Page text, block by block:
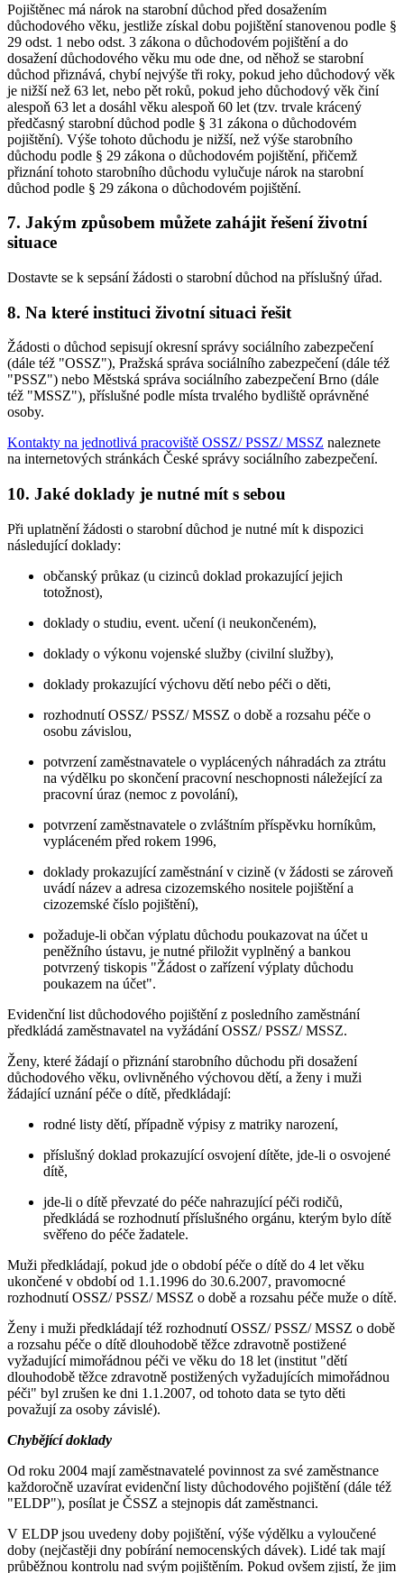
Pojištěnec má nárok na starobní důchod před dosažením
důchodového věku, jestliže získal dobu pojištění stanovenou podle §
29 odst. 1 nebo odst. 3 zákona o důchodovém pojištění a do
dosažení důchodového věku mu ode dne, od něhož se starobní
důchod přiznává, chybí nejvýše tři roky, pokud jeho důchodový věk
je nižší než 63 let, nebo pět roků, pokud jeho důchodový věk činí
alespoň 63 let a dosáhl věku alespoň 60 let (tzv. trvale krácený
předčasný starobní důchod podle § 31 zákona o důchodovém
pojištění). Výše tohoto důchodu je nižší, než výše starobního
důchodu podle § 29 zákona o důchodovém pojištění, přičemž
přiznání tohoto starobního důchodu vylučuje nárok na starobní
důchod podle § 29 zákona o důchodovém pojištění.
7. Jakým způsobem můžete zahájit řešení životní
situace
Dostavte se k sepsání žádosti o starobní důchod na příslušný úřad.
8. Na které instituci životní situaci řešit
Žádosti o důchod sepisují okresní správy sociálního zabezpečení
(dále též "OSSZ"), Pražská správa sociálního zabezpečení (dále též
"PSSZ") nebo Městská správa sociálního zabezpečení Brno (dále
též "MSSZ"), příslušné podle místa trvalého bydliště oprávněné
osoby.
Kontakty na jednotlivá pracoviště OSSZ/ PSSZ/ MSSZ naleznete
na internetových stránkách České správy sociálního zabezpečení.
10. Jaké doklady je nutné mít s sebou
Při uplatnění žádosti o starobní důchod je nutné mít k dispozici
následující doklady:
občanský průkaz (u cizinců doklad prokazující jejich
totožnost),
doklady o studiu, event. učení (i neukončeném),
doklady o výkonu vojenské služby (civilní služby),
doklady prokazující výchovu dětí nebo péči o děti,
rozhodnutí OSSZ/ PSSZ/ MSSZ o době a rozsahu péče o
osobu závislou,
potvrzení zaměstnavatele o vyplácených náhradách za ztrátu
na výdělku po skončení pracovní neschopnosti náležející za
pracovní úraz (nemoc z povolání),
potvrzení zaměstnavatele o zvláštním příspěvku horníkům,
vypláceném před rokem 1996,
doklady prokazující zaměstnání v cizině (v žádosti se zároveň
uvádí název a adresa cizozemského nositele pojištění a
cizozemské číslo pojištění),
požaduje-li občan výplatu důchodu poukazovat na účet u
peněžního ústavu, je nutné přiložit vyplněný a bankou
potvrzený tiskopis "Žádost o zařízení výplaty důchodu
poukazem na účet".
Evidenční list důchodového pojištění z posledního zaměstnání
předkládá zaměstnavatel na vyžádání OSSZ/ PSSZ/ MSSZ.
Ženy, které žádají o přiznání starobního důchodu při dosažení
důchodového věku, ovlivněného výchovou dětí, a ženy i muži
žádající uznání péče o dítě, předkládají:
rodné listy dětí, případně výpisy z matriky narození,
příslušný doklad prokazující osvojení dítěte, jde-li o osvojené
dítě,
jde-li o dítě převzaté do péče nahrazující péči rodičů,
předkládá se rozhodnutí příslušného orgánu, kterým bylo dítě
svěřeno do péče žadatele.
Muži předkládají, pokud jde o období péče o dítě do 4 let věku
ukončené v období od 1.1.1996 do 30.6.2007, pravomocné
rozhodnutí OSSZ/ PSSZ/ MSSZ o době a rozsahu péče muže o dítě.
Ženy i muži předkládají též rozhodnutí OSSZ/ PSSZ/ MSSZ o době
a rozsahu péče o dítě dlouhodobě těžce zdravotně postižené
vyžadující mimořádnou péči ve věku do 18 let (institut "dětí
dlouhodobě těžce zdravotně postižených vyžadujících mimořádnou
péči" byl zrušen ke dni 1.1.2007, od tohoto data se tyto děti
považují za osoby závislé).
Chybějící doklady
Od roku 2004 mají zaměstnavatelé povinnost za své zaměstnance
každoročně uzavírat evidenční listy důchodového pojištění (dále též
"ELDP"), posílat je ČSSZ a stejnopis dát zaměstnanci.
V ELDP jsou uvedeny doby pojištění, výše výdělku a vyloučené
doby (nejčastěji dny pobírání nemocenských dávek). Lidé tak mají
průběžnou kontrolu nad svým pojištěním. Pokud ovšem zjistí, že jim